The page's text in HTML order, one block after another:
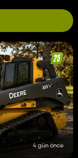
4 gün önce